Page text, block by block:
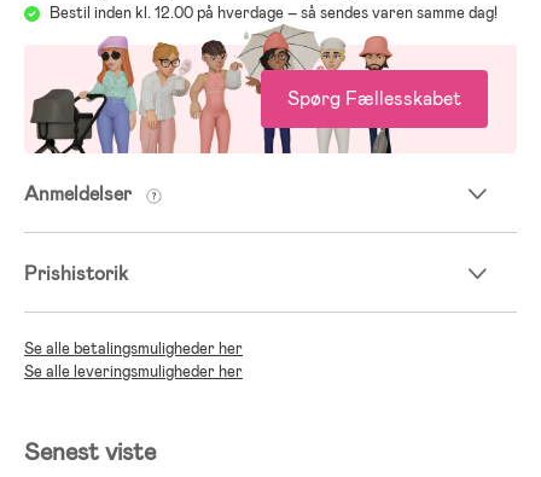
Bestil inden kl. 12.00 på hverdage – så sendes varen samme dag!
Spørg Fællesskabet
Anmeldelser
Prishistorik
Se alle betalingsmuligheder her
Se alle leveringsmuligheder her
Senest viste